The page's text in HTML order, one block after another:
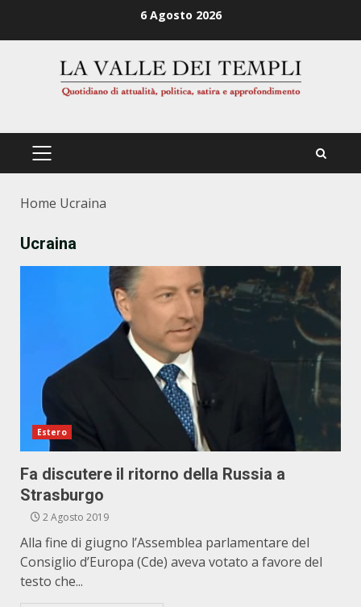
6 Agosto 2026
PRIMÄRES
Home Ucraina
Ucraina
Estero
Fa discutere il ritorno della Russia a
Strasburgo
2 Agosto 2019
Alla fine di giugno l’Assemblea parlamentare del
Consiglio d’Europa (Cde) aveva votato a favore del
testo che...